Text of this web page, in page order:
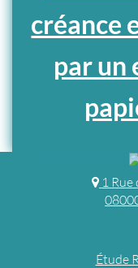
créance
par un
1
Étude